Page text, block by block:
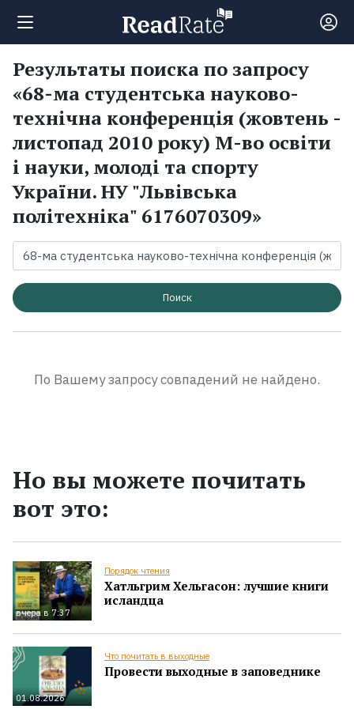
Поиск
Новости
Рейтинги
Книги
Экранизации
Коллекции
Результаты поиска по запросу
«68-ма студентська науково-
технічна конференція (жовтень -
листопад 2010 року) М-во освіти
і науки, молоді та спорту
України. НУ "Львівська
політехніка" 6176070309»
Поиск
По Вашему запросу совпадений не найдено.
Но вы можете почитать
вот это:
вчера в 7:37
Порядок чтения
Хатльгрим Хельгасон: лучшие книги
исландца
01.08.2026
Что почитать в выходные
Провести выходные в заповеднике